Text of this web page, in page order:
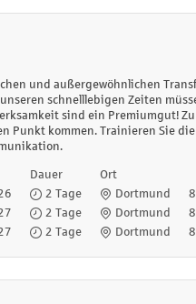
und außergewöhnlichen
unseren schnelllebigen Zeiten
sind ein Premiumgut!
Punkt kommen. Trainieren Sie
Dauer Ort
2 Tage Dortmund
2 Tage Dortmund
2 Tage Dortmund